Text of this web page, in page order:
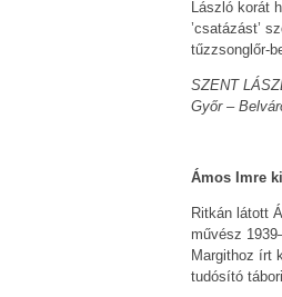
László korát
’csatázást’
tűzzsonglőr-
SZENT
Győr –
Ámos Imre
Ritkán látott
művész
Margithoz írt
tudósító